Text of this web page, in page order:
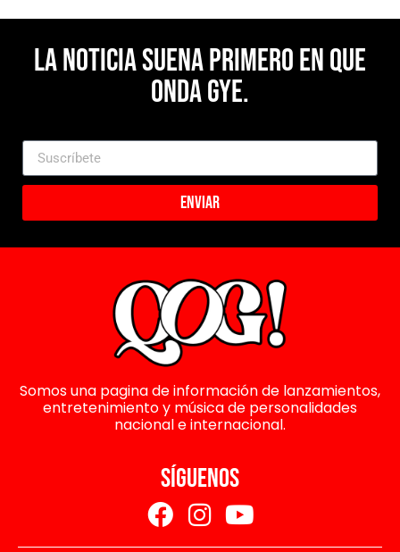
La noticia suena primero en Que
Onda Gye.
Enviar
Somos una pagina de información de lanzamientos,
entretenimiento y música de personalidades
nacional e internacional.
SÍGUENOS